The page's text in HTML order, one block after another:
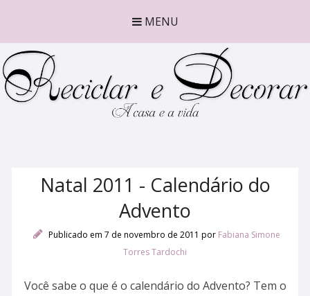
MENU
Natal 2011 - Calendário do
Advento
Publicado em 7 de novembro de 2011 por Fabiana Simone
Torres Tardochi
Você sabe o que é o calendário do Advento? Tem o